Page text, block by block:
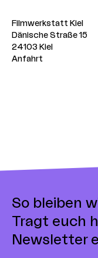
So bleiben
Tragt euch
Newsletter
Filmwerkstatt Kiel
Dänische Straße 15
24103 Kiel
Anfahrt